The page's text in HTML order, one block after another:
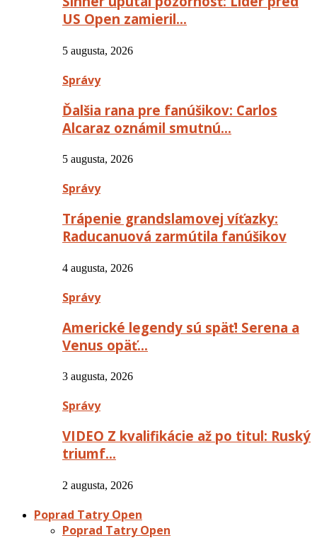
US Open zamieril…
5 augusta, 2026
Správy
Ďalšia rana pre fanúšikov: Carlos
Alcaraz oznámil smutnú…
5 augusta, 2026
Správy
Trápenie grandslamovej víťazky:
Raducanuová zarmútila fanúšikov
4 augusta, 2026
Správy
Americké legendy sú späť! Serena a
Venus opäť…
3 augusta, 2026
Správy
VIDEO Z kvalifikácie až po titul: Ruský
triumf…
2 augusta, 2026
Poprad Tatry Open
Poprad Tatry Open